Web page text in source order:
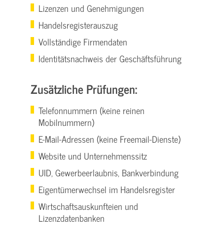
Lizenzen und Genehmigungen
Handelsregisterauszug
Vollständige Firmendaten
Identitätsnachweis der Geschäftsführung
Zusätzliche Prüfungen:
Telefonnummern (keine reinen
Mobilnummern)
E-Mail-Adressen (keine Freemail-Dienste)
Website und Unternehmenssitz
UID, Gewerbeerlaubnis, Bankverbindung
Eigentümerwechsel im Handelsregister
Wirtschaftsauskunfteien und
Lizenzdatenbanken